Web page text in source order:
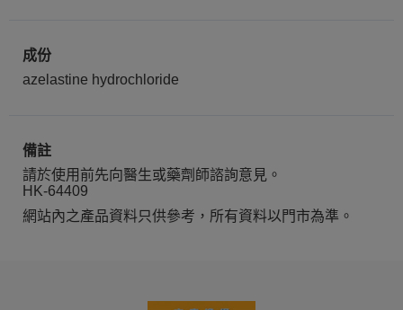
成份
azelastine hydrochloride
備註
請於使用前先向醫生或藥劑師諮詢意見。
HK-64409
網站內之產品資料只供參考，所有資料以門市為準。